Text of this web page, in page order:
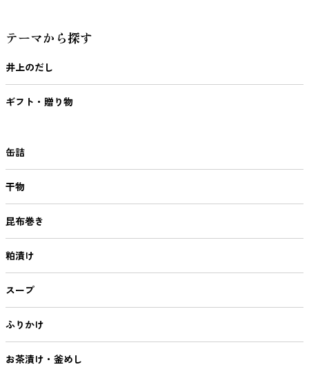
テーマから探す
井上のだし
ギフト・贈り物
缶詰
干物
昆布巻き
粕漬け
スープ
ふりかけ
お茶漬け・釜めし